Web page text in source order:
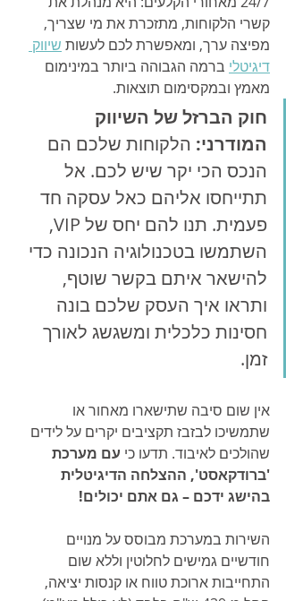
קשרי הלקוחות, מתזכרת את מי שצריך,
מפיצה ערך, ומאפשרת לכם לעשות שיווק
דיגיטלי ברמה הגבוהה ביותר במינימום
מאמץ ובמקסימום תוצאות.
חוק הברזל של השיווק
המודרני: הלקוחות שלכם הם
הנכס הכי יקר שיש לכם. אל
תתייחסו אליהם כאל עסקה חד
פעמית. תנו להם יחס של VIP,
השתמשו בטכנולוגיה הנכונה כדי
להישאר איתם בקשר שוטף,
ותראו איך העסק שלכם בונה
חסינות כלכלית ומשגשג לאורך
זמן.
אין שום סיבה שתישארו מאחור או
שתמשיכו לבזבז תקציבים יקרים על לידים
שהולכים לאיבוד. תדעו כי עם מערכת
'ברודקאסט', ההצלחה הדיגיטלית
בהישג ידכם – גם אתם יכולים!
השירות במערכת מבוסס על מנויים
חודשיים גמישים לחלוטין וללא שום
התחייבות ארוכת טווח או קנסות יציאה,